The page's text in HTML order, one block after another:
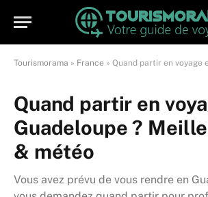
Tourismorama » France » Quand partir en voyage en
Quand partir en
Guadeloupe ?
& météo
Vous avez prévu de vous rendre en